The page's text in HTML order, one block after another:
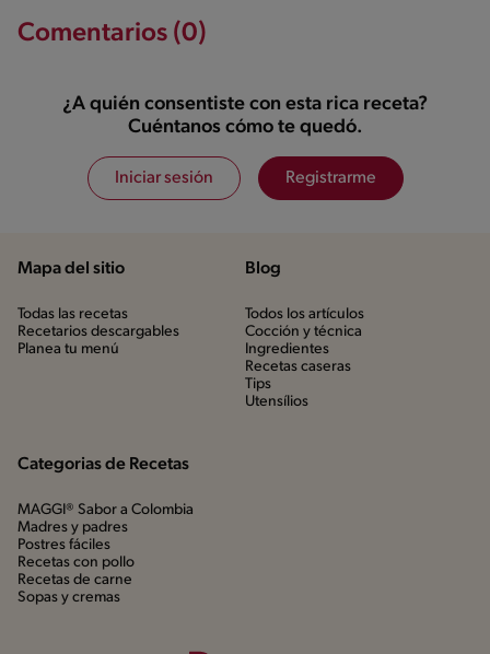
Comentarios (0)
¿A quién consentiste con esta rica receta?
Cuéntanos cómo te quedó.
Iniciar sesión Registrarme
Mapa del sitio
Todas las recetas
Recetarios descargables
Planea tu menú
Blog
Todos los artículos
Cocción y técnica
Ingredientes
Recetas caseras
Tips
Utensílios
Categorias de Recetas
MAGGI® Sabor a Colombia
Madres y padres
Postres fáciles
Recetas con pollo
Recetas de carne
Sopas y cremas